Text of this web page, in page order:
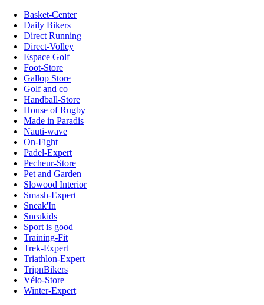
Basket-Center
Daily Bikers
Direct Running
Direct-Volley
Espace Golf
Foot-Store
Gallop Store
Golf and co
Handball-Store
House of Rugby
Made in Paradis
Nauti-wave
On-Fight
Padel-Expert
Pecheur-Store
Pet and Garden
Slowood Interior
Smash-Expert
Sneak'In
Sneakids
Sport is good
Training-Fit
Trek-Expert
Triathlon-Expert
TripnBikers
Vélo-Store
Winter-Expert